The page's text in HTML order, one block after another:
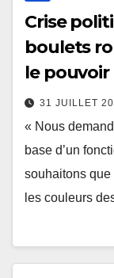
Crise
boulets
le pouvoir
31 JUILLET
« Nous
base d’un
souhaitons que
les couleurs